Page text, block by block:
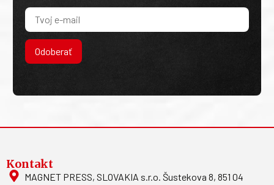
Odoberať
Kontakt
MAGNET PRESS, SLOVAKIA s.r.o. Šustekova 8, 851 04